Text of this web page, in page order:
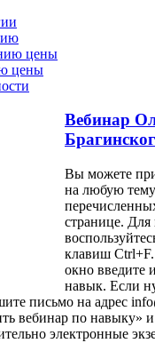
цены
цены
Вебинар
Вы можете
на любую
странице. Для
клавиш
окно введите
навык. Если
письмо на адрес
вебинар по навыку»
электронные